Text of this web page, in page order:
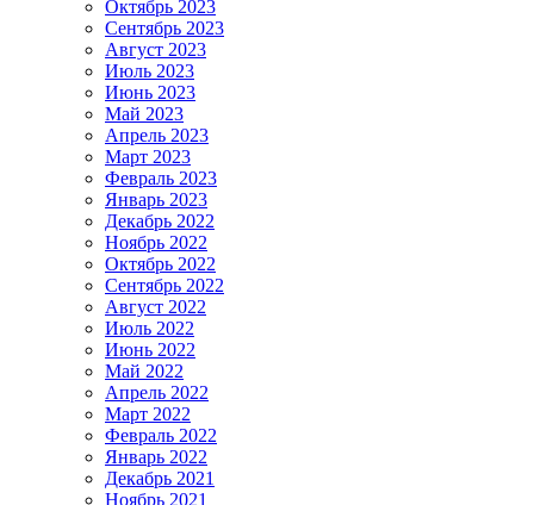
Октябрь 2023
Сентябрь 2023
Август 2023
Июль 2023
Июнь 2023
Май 2023
Апрель 2023
Март 2023
Февраль 2023
Январь 2023
Декабрь 2022
Ноябрь 2022
Октябрь 2022
Сентябрь 2022
Август 2022
Июль 2022
Июнь 2022
Май 2022
Апрель 2022
Март 2022
Февраль 2022
Январь 2022
Декабрь 2021
Ноябрь 2021